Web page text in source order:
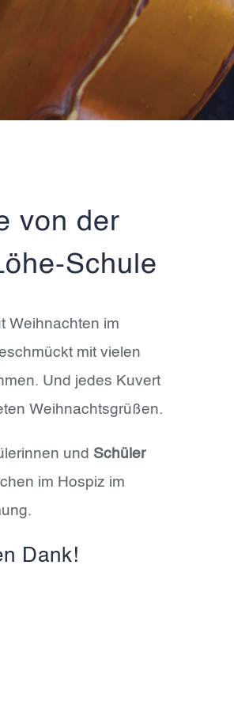
von der
Schule
Weihnachten im
mit vielen
Und jedes Kuvert
Weihnachtsgrüßen.
und Schüler
im Hospiz im
Dank!